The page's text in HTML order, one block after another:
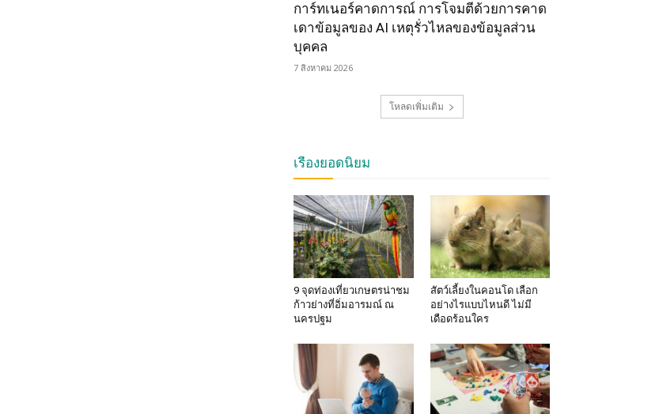
การ์ทเนอร์คาดการณ์ การโจมตีด้วยการคาด
เดาข้อมูลของ AI เหตุรั่วไหลของข้อมูลส่วน
บุคคล
7 สิงหาคม 2026
โหลดเพิ่มเติม
เรื่องยอดนิยม
9 จุดท่องเที่ยวเกษตรน่าชม
ก้าวย่างที่อิ่มอารมณ์ ณ
นครปฐม
สัตว์เลี้ยงในคอนโด เลือก
อย่างไรแบบไหนดี ไม่มี
เดือดร้อนใคร